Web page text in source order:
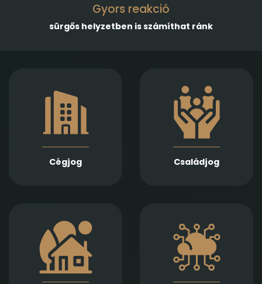
Gyors reakció
sürgős helyzetben is számíthat ránk
Cégjog
módosításában és
átalakulásában
biztosítunk teljes körű
szolgáltatást
Jogi képviseletet
vállalunk
végelszámolás, csőd-
Családjog
megalapozott jogi
támogatást nyújtunk
házassági bontóper,
vagyonmegosztás,
tartásdíj,
gyermekelhelyezés,
szülői felügyelet,
apasági vélelem,
Ingatlan adásvétel,
ajándékozás, bérlet,
fejlesztés és
beruházási
szerződések szakértő
jogi előkészítését és
technológiai
szerződések,
adatvédelmi és
szoftverjogi kérdések,
AI -val kapcsolatos